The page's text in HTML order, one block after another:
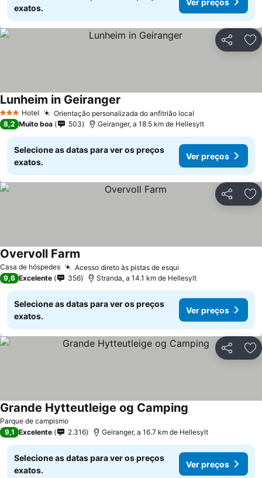
exatos.
Partilhar
3 EstrelasHotel Orientação personalizada do anfitrião local
Lunheim in Geiranger
8,2 Muito boa 503 Geiranger, a 18.5 km de Hellesylt
Selecione as datas para ver os preços
exatos.
Ver preços
Partilhar
Casa de hóspedes Acesso direto às pistas de esqui
Overvoll Farm
9,6 Excelente 356 Stranda, a 14.1 km de Hellesylt
Selecione as datas para ver os preços
exatos.
Ver preços
Partilhar
Parque de campismo
Grande Hytteutleige og Camping
9,1 Excelente 2.316 Geiranger, a 16.7 km de Hellesylt
Selecione as datas para ver os preços
exatos.
Ver preços